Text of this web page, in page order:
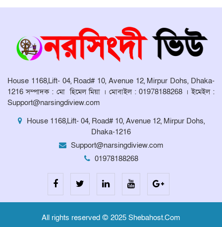
মানুষের সংবাদ প্রকাশের জেরে সাংবাদিক
লাঞ্ছিতের অভিযোগ।
মনোহরদীতে উপজেলা দুর্যোগ ব্যবস্থাপনা
House 1168,Lift- 04, Road# 10, Avenue 12, Mirpur Dohs, Dhaka-
1216 সম্পাদক : মো হিমেল মিয়া । মোবাইল : 01978188268 । ইমেইল :
Support@narsingdiview.com
House 1168,Lift- 04, Road# 10, Avenue 12, Mirpur Dohs,
Dhaka-1216
Support@narsingdiview.com
01978188268
All rights reserved © 2025 Shebahost.Com